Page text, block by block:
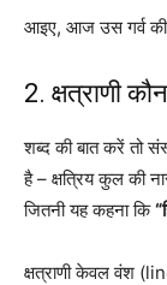
आइए, आज उस गर्व
2. क्षत्राणी
शब्द की बात करें तो
है – क्षत्रिय कुल की
जितनी यह कहना कि
क्षत्राणी केवल वंश